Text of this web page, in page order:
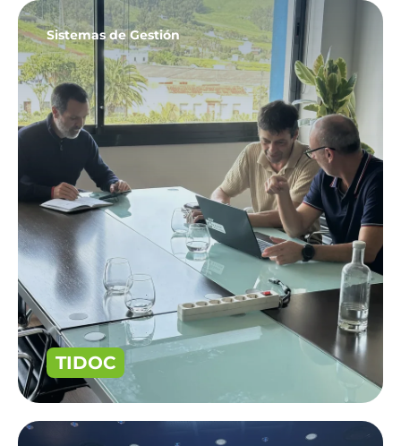
Sistemas de Gestión
TIDOC